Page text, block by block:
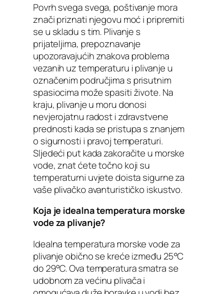
Povrh svega svega, poštivanje mora
znači priznati njegovu moć i pripremiti
se u skladu s tim. Plivanje s
prijateljima, prepoznavanje
upozoravajućih znakova problema
vezanih uz temperaturu i plivanje u
označenim područjima s prisutnim
spasiocima može spasiti živote. Na
kraju, plivanje u moru donosi
nevjerojatnu radost i zdravstvene
prednosti kada se pristupa s znanjem
o sigurnosti i pravoj temperaturi.
Sljedeći put kada zakoračite u morske
vode, znat ćete točno koji su
temperaturni uvjete doista sigurne za
vaše plivačko avanturističko iskustvo.
Koja je idealna temperatura morske
vode za plivanje?
Idealna temperatura morske vode za
plivanje obično se kreće između 25°C
do 29°C. Ova temperatura smatra se
udobnom za većinu plivača i